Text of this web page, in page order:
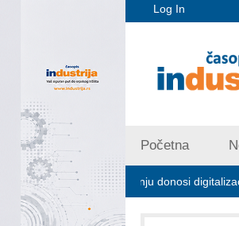
Log In
Početna
zagađivanju donosi digitalizaciju dozvola